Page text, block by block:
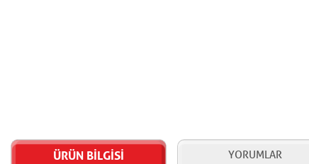
ÜRÜN BİLGİSİ YORUMLAR